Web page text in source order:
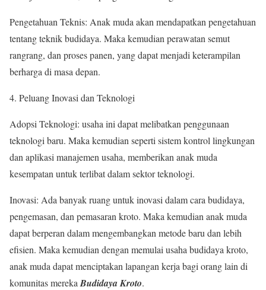
Pengetahuan Teknis: Anak muda akan mendapatkan pengetahuan
tentang teknik budidaya. Maka kemudian perawatan semut
rangrang, dan proses panen, yang dapat menjadi keterampilan
berharga di masa depan.
4. Peluang Inovasi dan Teknologi
Adopsi Teknologi: usaha ini dapat melibatkan penggunaan
teknologi baru. Maka kemudian seperti sistem kontrol lingkungan
dan aplikasi manajemen usaha, memberikan anak muda
kesempatan untuk terlibat dalam sektor teknologi.
Inovasi: Ada banyak ruang untuk inovasi dalam cara budidaya,
pengemasan, dan pemasaran kroto. Maka kemudian anak muda
dapat berperan dalam mengembangkan metode baru dan lebih
efisien. Maka kemudian dengan memulai usaha budidaya kroto,
anak muda dapat menciptakan lapangan kerja bagi orang lain di
komunitas merekaBudidaya Kroto.